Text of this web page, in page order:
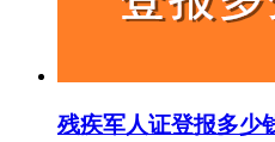
残疾军人证登报多少